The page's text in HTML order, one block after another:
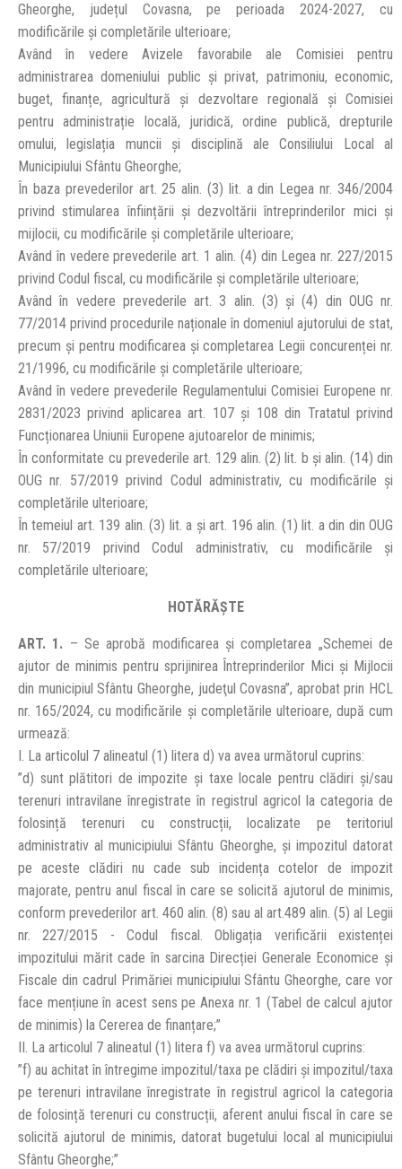
Gheorghe, județul Covasna, pe perioada 2024-2027, cu
modificările și completările ulterioare;
Având în vedere Avizele favorabile ale Comisiei pentru
administrarea domeniului public și privat, patrimoniu, economic,
buget, finanțe, agricultură și dezvoltare regională și Comisiei
pentru administrație locală, juridică, ordine publică, drepturile
omului, legislația muncii și disciplină ale Consiliului Local al
Municipiului Sfântu Gheorghe;
În baza prevederilor art. 25 alin. (3) lit. a din Legea nr. 346/2004
privind stimularea înființării și dezvoltării întreprinderilor mici și
mijlocii, cu modificările și completările ulterioare;
Având în vedere prevederile art. 1 alin. (4) din Legea nr. 227/2015
privind Codul fiscal, cu modificările și completările ulterioare;
Având în vedere prevederile art. 3 alin. (3) și (4) din OUG nr.
77/2014 privind procedurile naționale în domeniul ajutorului de stat,
precum și pentru modificarea și completarea Legii concurenței nr.
21/1996, cu modificările și completările ulterioare;
Având în vedere prevederile Regulamentului Comisiei Europene nr.
2831/2023 privind aplicarea art. 107 și 108 din Tratatul privind
Funcționarea Uniunii Europene ajutoarelor de minimis;
În conformitate cu prevederile art. 129 alin. (2) lit. b și alin. (14) din
OUG nr. 57/2019 privind Codul administrativ, cu modificările și
completările ulterioare;
În temeiul art. 139 alin. (3) lit. a și art. 196 alin. (1) lit. a din din OUG
nr. 57/2019 privind Codul administrativ, cu modificările și
completările ulterioare;
HOTĂRĂŞTE
ART. 1. – Se aprobă modificarea și completarea „Schemei de
ajutor de minimis pentru sprijinirea Întreprinderilor Mici şi Mijlocii
din municipiul Sfântu Gheorghe, judeţul Covasna”, aprobat prin HCL
nr. 165/2024, cu modificările și completările ulterioare, după cum
urmează:
I. La articolul 7 alineatul (1) litera d) va avea următorul cuprins:
”d) sunt plătitori de impozite și taxe locale pentru clădiri și/sau
terenuri intravilane înregistrate în registrul agricol la categoria de
folosință terenuri cu construcții, localizate pe teritoriul
administrativ al municipiului Sfântu Gheorghe, și impozitul datorat
pe aceste clădiri nu cade sub incidența cotelor de impozit
majorate, pentru anul fiscal în care se solicită ajutorul de minimis,
conform prevederilor art. 460 alin. (8) sau al art.489 alin. (5) al Legii
nr. 227/2015 - Codul fiscal. Obligația verificării existenței
impozitului mărit cade în sarcina Direcției Generale Economice și
Fiscale din cadrul Primăriei municipiului Sfântu Gheorghe, care vor
face mențiune în acest sens pe Anexa nr. 1 (Tabel de calcul ajutor
de minimis) la Cererea de finanțare;”
II. La articolul 7 alineatul (1) litera f) va avea următorul cuprins:
”f) au achitat în întregime impozitul/taxa pe clădiri și impozitul/taxa
pe terenuri intravilane înregistrate în registrul agricol la categoria
de folosință terenuri cu construcții, aferent anului fiscal în care se
solicită ajutorul de minimis, datorat bugetului local al municipiului
Sfântu Gheorghe;”